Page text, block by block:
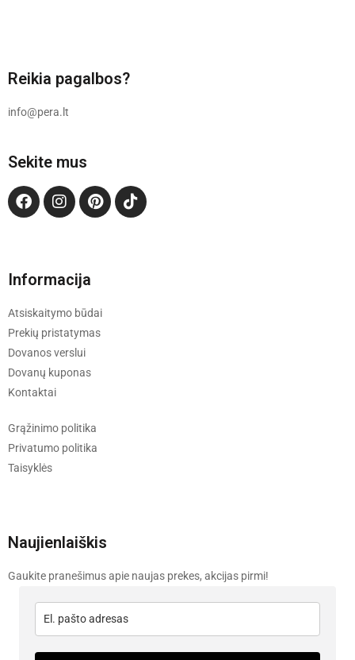
Reikia pagalbos?
info@pera.lt
Sekite mus
Informacija
Atsiskaitymo būdai
Prekių pristatymas
Dovanos verslui
Dovanų kuponas
Kontaktai
Grąžinimo politika
Privatumo politika
Taisyklės
Naujienlaiškis
Gaukite pranešimus apie naujas prekes, akcijas pirmi!